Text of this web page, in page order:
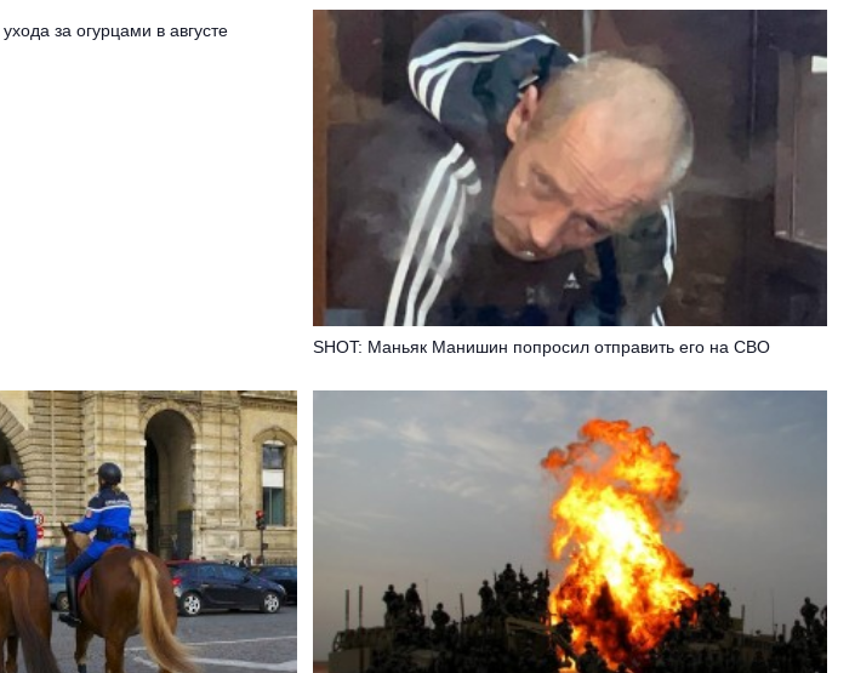
за огурцами в августе
SHOT: Маньяк Манишин попросил отправить его на СВО